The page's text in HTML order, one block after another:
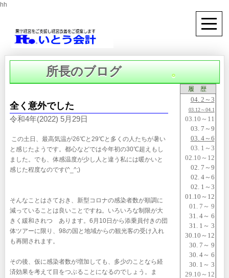
hh
所長のブログ 。
履 歴
04. 2～3
03.12～04.1
03.10～11
03. 7～9
03. 4～6
03. 1～3
02.10～12
02. 7～9
02. 4～6
02. 1～3
01.10～12
01. 7～ 9
31. 4～ 6
31. 1～ 3
30.10～12
30. 7～ 9
30. 4～ 6
30. 1～ 3
29.10～12
全く意外でした
令和4年(2022) 5月29日
この土日、最高気温が26℃と29℃と多くの人たちが暑い
と感じたようです。都心などでは今年初の30℃超えもし
ました。でも、体感温度が少し人と違う私には暖かいと
感じた程度なのです(^_^;)
そんなことはさておき、新型コロナの感染者数が順調に
減っていることは良いことですね。いろいろな制限が大
きく緩和されつゝあります。6月10日から添乗員付きの団
体ツアーに限り、98の国と地域からの観光客の受け入れ
も再開されます。
その後、仮に感染者数が増加しても、多少のことなら経
済効果を考えて目をつぶることになるのでしょう。ま